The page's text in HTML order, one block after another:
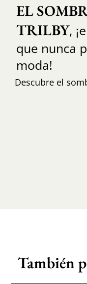
EL
TRILBY,
que nunca
moda!
Descubre el
También